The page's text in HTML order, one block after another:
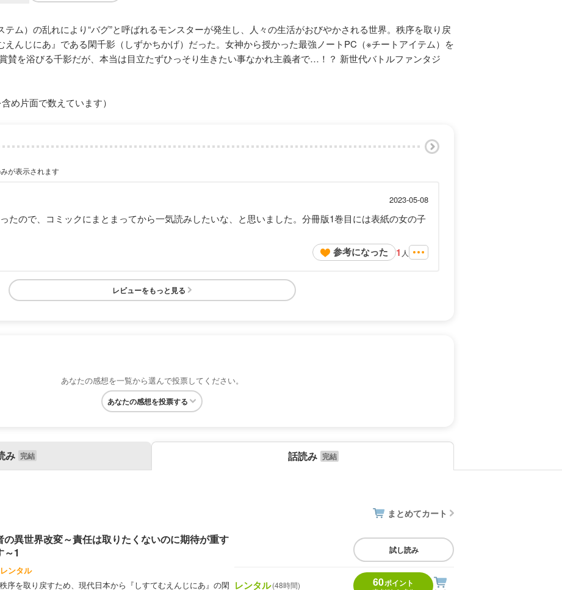
ム）の乱れにより“バグ”と呼ばれるモンスターが発生し、人々の生活がおびやかされる世界。秩序を取り戻
んじにあ』である閑千影（しずかちかげ）だった。女神から授かった最強ノートPC（※チートアイテム）を
賛を浴びる千影だが、本当は目立たずひっそり生きたい事なかれ主義者で…！？ 新世代バトルファンタジ
め片面で数えています）
が表示されます
2023-05-08
たので、コミックにまとまってから一気読みしたいな、と思いました。分冊版1巻目には表紙の女の子
参考になった 1 人
レビューをもっと見る
あなたの感想を一覧から選んで投票してください。
あなたの感想を投票する
み 話読み
まとめてカート
の異世界改変～責任は取りたくないのに期待が重す
～1
ンタル
序を取り戻すため、現代日本から『しすてむえんじにあ』の閑
試し読み
レンタル(48時間) 60ポイント